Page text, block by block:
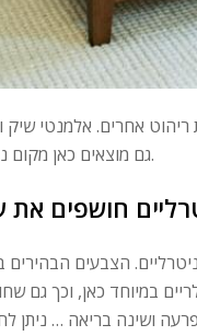
אחרים. אלמנטי
המודרני. רעיונות מעשיים של DIY גם מוצאים כאן מקום נחמד.
חושפים את
הצבעים הבהירים
במיוחד כאן, וכך גם
ושינה בריאה …